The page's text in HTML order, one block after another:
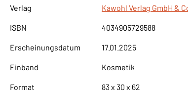
Verlag
Kawohl Verlag GmbH &
ISBN 4034905729588
Erscheinungsdatum 17.01.2025
Einband Kosmetik
Format 83 x 30 x 62